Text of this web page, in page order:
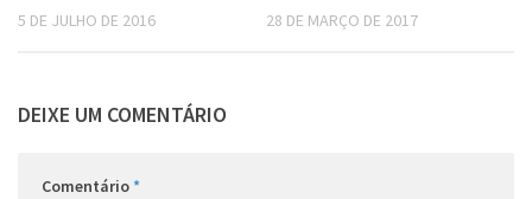
5 DE JULHO DE 2016 28 DE MARÇO DE 2017
DEIXE UM COMENTÁRIO
Comentário*